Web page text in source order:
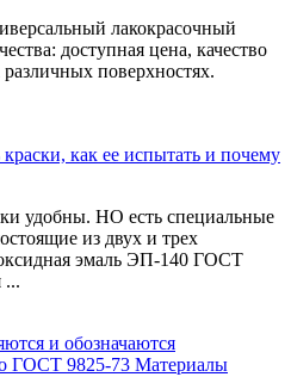
лакокрасочный
доступная цена, качество
поверхностях.
как ее испытать и почему
удобны. НО есть специальные
из двух и трех
эмаль ЭП-140 ГОСТ
...
и обозначаются
ГОСТ 9825-73 Материалы